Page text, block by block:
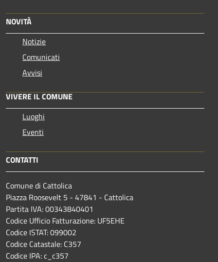
NOVITÀ
Notizie
Comunicati
Avvisi
VIVERE IL COMUNE
Luoghi
Eventi
CONTATTI
Comune di Cattolica
Piazza Roosevelt 5 - 47841 - Cattolica
Partita IVA: 00343840401
Codice Ufficio Fatturazione: UF5EHE
Codice ISTAT: 099002
Codice Catastale: C357
Codice IPA: c_c357